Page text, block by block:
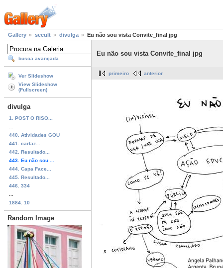
Gallery secult divulga Eu não sou vista Convite_final jpg
busca avançada
Ver Slideshow
View Slideshow
(Fullscreen)
divulga
1. POST O RISO...
440. Atividades GOU
441. cartaz...
442. Resultado...
443. Eu não sou ...
444. Capa Face...
445. Resultado...
446. 334
1884. 10
Random Image
Eu não sou vista Convite_final jpg
primeiro anterior